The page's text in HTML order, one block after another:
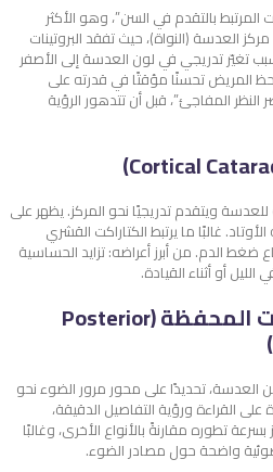
المرتبط بالتقدم في السن”، وهو الأكثر
العدسة (النواة)، حيث تفقد البروتينات
يسبب تغيّر تدريجي في لون العدسة إلى الأصفر
المريض تحسنًا مؤقتًا في قدرته على
المفاجئ”، قبل أن تتدهور الرؤية
للعدسة ويتقدم تدريجيًا نحو المركز. يظهر على
غالبًا ما يرتبط الكتاراكت القشري
الدم. من أبرز أعراضه: تزايد الحساسية
أو أثناء القيادة.
الكتاراكت الخلفي تحت المحفظة (Posterior
العدسة، تحديدًا على محور مرور الضوء نحو
القراءة ورؤية التفاصيل الدقيقة،
تطوره مقارنةً بالأنواع الأخرى، وغالبًا
واضحة حول مصادر الضوء.